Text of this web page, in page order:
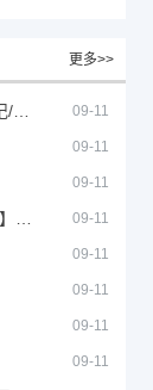
更多>>
09-11
09-11
09-11
09-11
09-11
09-11
09-11
09-11